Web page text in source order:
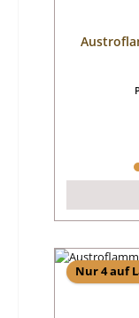
Nur 4 auf